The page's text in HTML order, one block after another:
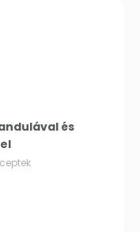
és